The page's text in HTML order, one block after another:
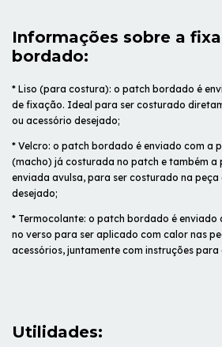
Informações sobre a
bordado:
* Liso (para costura): o patch bordado é
de fixação. Ideal para ser costurado
ou acessório desejado;
* Velcro: o patch bordado é enviado com a
(macho) já costurada no patch e também a
enviada avulsa, para ser costurado na peça
desejado;
* Termocolante: o patch bordado é
no verso para ser aplicado com calor nas
acessórios, juntamente com instruções
Utilidades: